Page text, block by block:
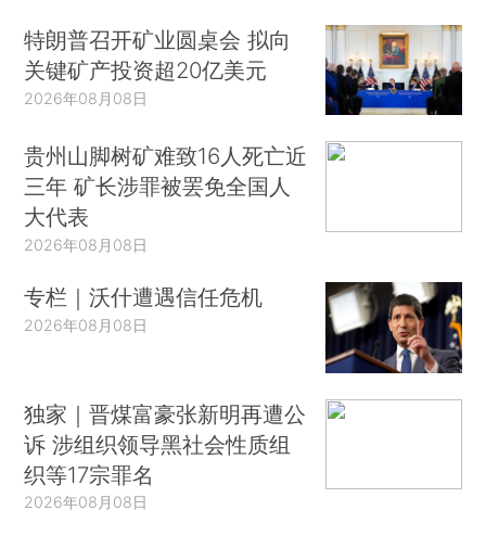
特朗普召开矿业圆桌会 拟向
关键矿产投资超20亿美元
2026年08月08日
贵州山脚树矿难致16人死亡近
三年 矿长涉罪被罢免全国人
大代表
2026年08月08日
专栏｜沃什遭遇信任危机
2026年08月08日
独家｜晋煤富豪张新明再遭公
诉 涉组织领导黑社会性质组
织等17宗罪名
2026年08月08日